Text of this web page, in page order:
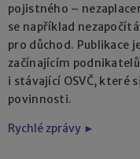
pojistného –
se například
pro důchod. Publikace
začínajícím
i stávající OSVČ, které
povinnosti.
Rychlé zprávy ►